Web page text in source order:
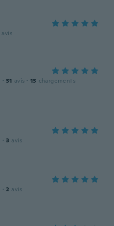
avis
· 31 avis · 13 chargements
· 3 avis
· 2 avis